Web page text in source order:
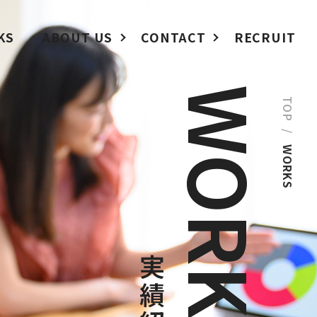
ABOUT US CONTACT RECRUIT
TOP
/
WORKS
WORKS